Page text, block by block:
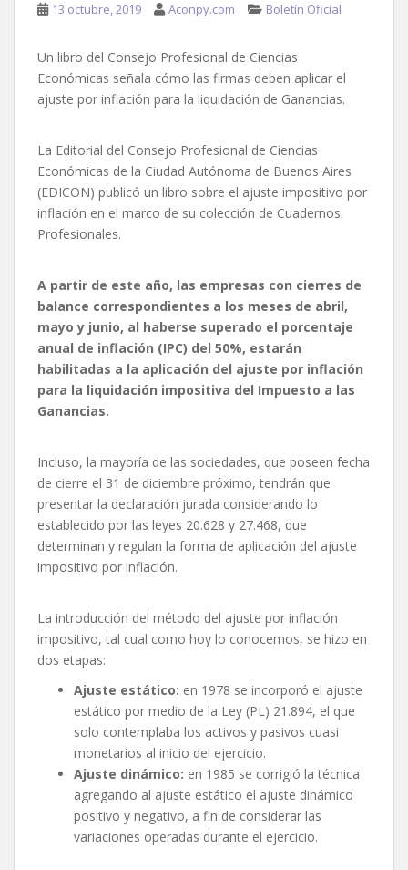
13 octubre, 2019 Aconpy.com Boletín Oficial
Un libro del Consejo Profesional de Ciencias
Económicas señala cómo las firmas deben aplicar el
ajuste por inflación para la liquidación de Ganancias.
La Editorial del Consejo Profesional de Ciencias
Económicas de la Ciudad Autónoma de Buenos Aires
(EDICON) publicó un libro sobre el ajuste impositivo por
inflación en el marco de su colección de Cuadernos
Profesionales.
A partir de este año, las empresas con cierres de
balance correspondientes a los meses de abril,
mayo y junio, al haberse superado el porcentaje
anual de inflación (IPC) del 50%, estarán
habilitadas a la aplicación del ajuste por inflación
para la liquidación impositiva del Impuesto a las
Ganancias.
Incluso, la mayoría de las sociedades, que poseen fecha
de cierre el 31 de diciembre próximo, tendrán que
presentar la declaración jurada considerando lo
establecido por las leyes 20.628 y 27.468, que
determinan y regulan la forma de aplicación del ajuste
impositivo por inflación.
La introducción del método del ajuste por inflación
impositivo, tal cual como hoy lo conocemos, se hizo en
dos etapas:
Ajuste estático: en 1978 se incorporó el ajuste
estático por medio de la Ley (PL) 21.894, el que
solo contemplaba los activos y pasivos cuasi
monetarios al inicio del ejercicio.
Ajuste dinámico: en 1985 se corrigió la técnica
agregando al ajuste estático el ajuste dinámico
positivo y negativo, a fin de considerar las
variaciones operadas durante el ejercicio.